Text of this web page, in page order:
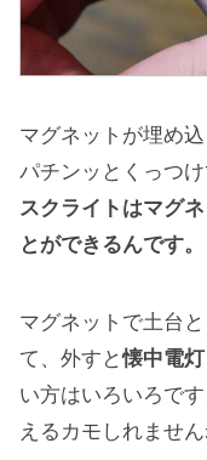
マグネットが埋め
パチンッとくっつけ
スクライトはマグ
とができるんです。
マグネットで土台
て、外すと懐中電灯
い方はいろいろで
えるカモしれません